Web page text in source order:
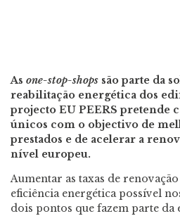
As one-stop-shops são parte da
reabilitação energética dos
projecto EU PEERS pretende
únicos com o objectivo de
prestados e de acelerar a
nível europeu.
Aumentar as taxas de
eficiência energética possível
dois pontos que fazem parte da